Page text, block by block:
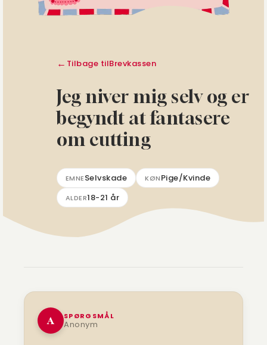
Tilbage tilBrevkassen
Jeg niver mig selv og er
begyndt at fantasere
om cutting
EMNESelvskade KØNPige/Kvinde
ALDER18-21 år
A SPØRGSMÅL
Anonym